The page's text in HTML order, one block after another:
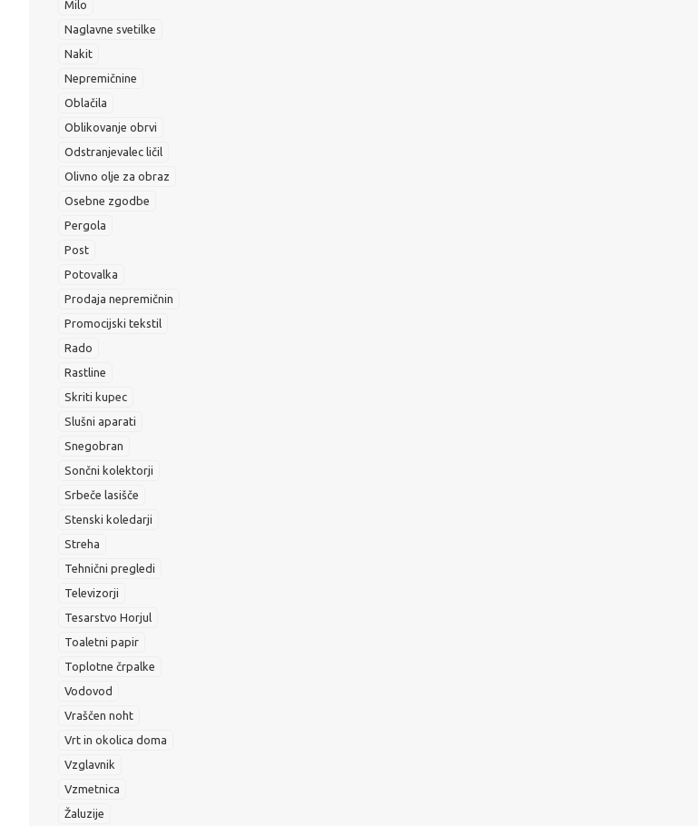
Milo
Naglavne svetilke
Nakit
Nepremičnine
Oblačila
Oblikovanje obrvi
Odstranjevalec ličil
Olivno olje za obraz
Osebne zgodbe
Pergola
Post
Potovalka
Prodaja nepremičnin
Promocijski tekstil
Rado
Rastline
Skriti kupec
Slušni aparati
Snegobran
Sončni kolektorji
Srbeče lasišče
Stenski koledarji
Streha
Tehnični pregledi
Televizorji
Tesarstvo Horjul
Toaletni papir
Toplotne črpalke
Vodovod
Vraščen noht
Vrt in okolica doma
Vzglavnik
Vzmetnica
Žaluzije